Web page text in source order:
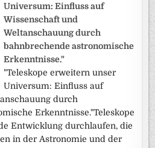
Universum: Einfluss auf
Wissenschaft und
Weltanschauung durch
bahnbrechende astronomische
Erkenntnisse."
"Teleskope erweitern unser
Universum: Einfluss auf
durch
Erkenntnisse."Teleskope
Entwicklung durchlaufen, die
in der Astronomie und der